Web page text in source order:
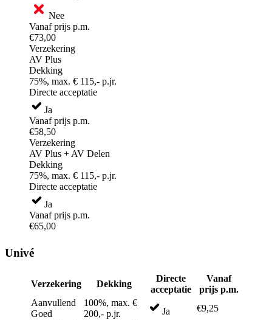
Nee
Vanaf prijs p.m.
€73,00
Verzekering
AV Plus
Dekking
75%, max. € 115,- p.jr.
Directe acceptatie
Ja
Vanaf prijs p.m.
€58,50
Verzekering
AV Plus + AV Delen
Dekking
75%, max. € 115,- p.jr.
Directe acceptatie
Ja
Vanaf prijs p.m.
€65,00
Univé
Verzekering Dekking
Directe
acceptatie
Vanaf
prijs p.m.
Aanvullend
Goed
100%, max. €
200,- p.jr.
Ja
€9,25